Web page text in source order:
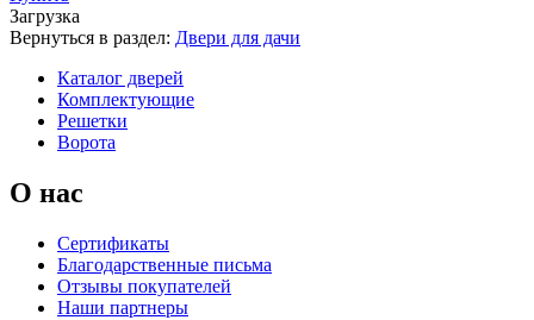
Загрузка
Вернуться в раздел: Двери для дачи
Каталог дверей
Комплектующие
Решетки
Ворота
О нас
Сертификаты
Благодарственные письма
Отзывы покупателей
Наши партнеры